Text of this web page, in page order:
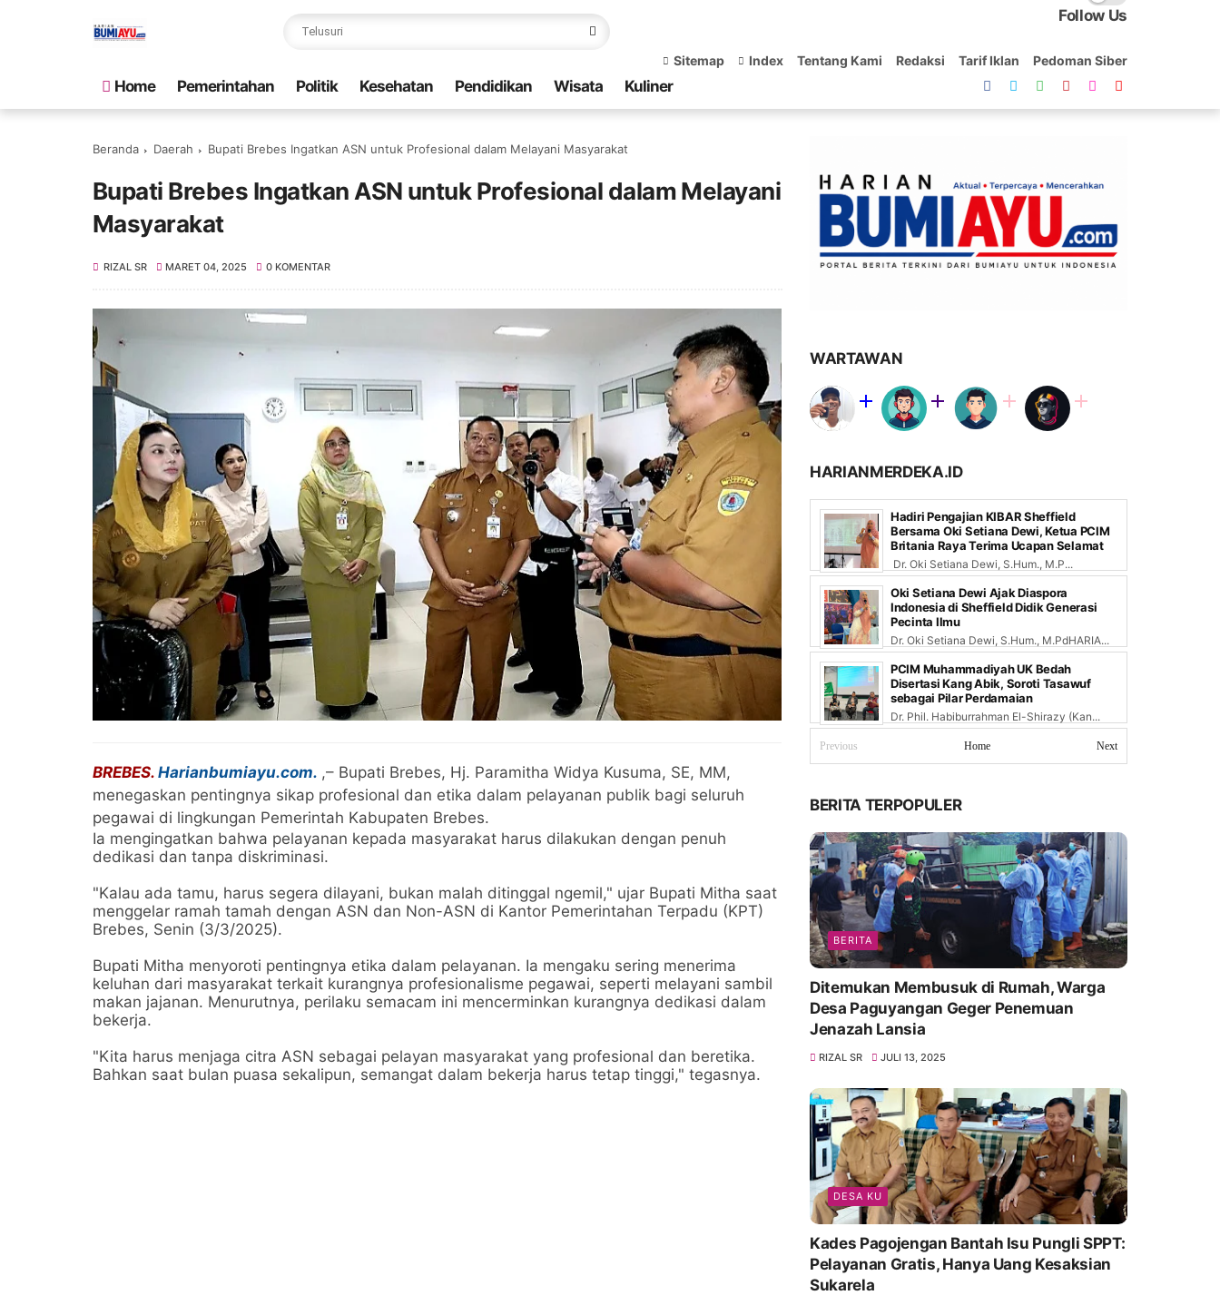
Follow Us
Sitemap Index Tentang Kami Redaksi Tarif Iklan Pedoman Siber
Home Pemerintahan Politik Kesehatan Pendidikan Wisata Kuliner
Beranda Daerah Bupati Brebes Ingatkan ASN untuk Profesional dalam Melayani Masyarakat
Bupati Brebes Ingatkan ASN untuk Profesional dalam Melayani
Masyarakat
RIZAL SR MARET 04, 2025 0 KOMENTAR
BREBES. Harianbumiayu.com. ,– Bupati Brebes, Hj. Paramitha Widya Kusuma, SE, MM,
menegaskan pentingnya sikap profesional dan etika dalam pelayanan publik bagi seluruh
pegawai di lingkungan Pemerintah Kabupaten Brebes.
Ia mengingatkan bahwa pelayanan kepada masyarakat harus dilakukan dengan penuh
dedikasi dan tanpa diskriminasi.
"Kalau ada tamu, harus segera dilayani, bukan malah ditinggal ngemil," ujar Bupati Mitha saat
menggelar ramah tamah dengan ASN dan Non-ASN di Kantor Pemerintahan Terpadu (KPT)
Brebes, Senin (3/3/2025).
Bupati Mitha menyoroti pentingnya etika dalam pelayanan. Ia mengaku sering menerima
keluhan dari masyarakat terkait kurangnya profesionalisme pegawai, seperti melayani sambil
makan jajanan. Menurutnya, perilaku semacam ini mencerminkan kurangnya dedikasi dalam
bekerja.
"Kita harus menjaga citra ASN sebagai pelayan masyarakat yang profesional dan beretika.
Bahkan saat bulan puasa sekalipun, semangat dalam bekerja harus tetap tinggi," tegasnya.
WARTAWAN
HARIANMERDEKA.ID
Hadiri Pengajian KIBAR Sheffield
Bersama Oki Setiana Dewi, Ketua PCIM
Britania Raya Terima Ucapan Selamat
Dr. Oki Setiana Dewi, S.Hum., M.P...
Oki Setiana Dewi Ajak Diaspora
Indonesia di Sheffield Didik Generasi
Pecinta Ilmu
Dr. Oki Setiana Dewi, S.Hum., M.PdHARIA...
PCIM Muhammadiyah UK Bedah
Disertasi Kang Abik, Soroti Tasawuf
sebagai Pilar Perdamaian
Dr. Phil. Habiburrahman El-Shirazy (Kan...
Previous Next
Home
BERITA TERPOPULER
BERITA
Ditemukan Membusuk di Rumah, Warga
Desa Paguyangan Geger Penemuan
Jenazah Lansia
RIZAL SR JULI 13, 2025
DESA KU
Kades Pagojengan Bantah Isu Pungli SPPT:
Pelayanan Gratis, Hanya Uang Kesaksian
Sukarela